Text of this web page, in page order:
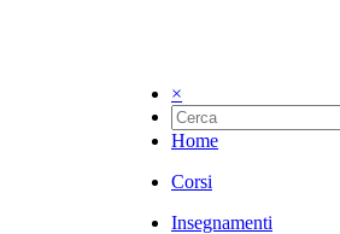
×
Home
Corsi
Insegnamenti